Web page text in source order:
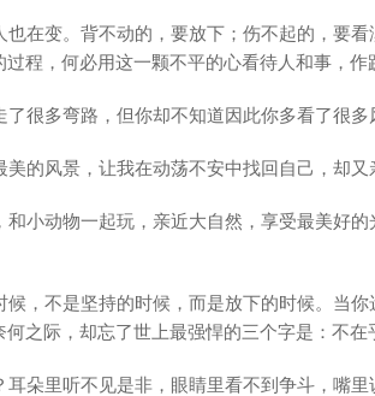
也在变。背不动的，要放下；伤不起的，要
过程，何必用这一颗不平的心看待人和事，作
了很多弯路，但你却不知道因此你多看了很多
美的风景，让我在动荡不安中找回自己，却又
和小动物一起玩，亲近大自然，享受最美好
候，不是坚持的时候，而是放下的时候。当
之际，却忘了世上最强悍的三个字是：不在
耳朵里听不见是非，眼睛里看不到争斗，嘴里